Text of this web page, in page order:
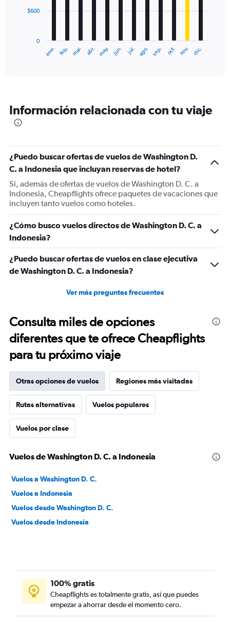
The
categories.
The
Y
axis
displaying
values.
Range:
0
1800.
ene. feb. mar. abr. may. jun. jul. ago. sep. oct. nov. dic.
0
$600
Información relacionada con tu viaje
¿Puedo buscar ofertas de vuelos de Washington D.
C. a Indonesia que incluyan reservas de hotel?
Sí, además de ofertas de vuelos de Washington D. C. a
Indonesia, Cheapflights ofrece paquetes de vacaciones que
incluyen tanto vuelos como hoteles.
¿Cómo busco vuelos directos de Washington D. C. a
Indonesia?
¿Puedo buscar ofertas de vuelos en clase ejecutiva
de Washington D. C. a Indonesia?
Ver más preguntas frecuentes
Consulta miles de opciones
diferentes que te ofrece Cheapflights
para tu próximo viaje
Otras opciones de vuelos Regiones más visitadas
Rutas alternativas Vuelos populares
Vuelos por clase
Vuelos de Washington D. C. a Indonesia
Vuelos a Washington D. C.
Vuelos a Indonesia
Vuelos desde Washington D. C.
Vuelos desde Indonesia
100% gratis
Cheapflights es totalmente gratis, así que puedes
empezar a ahorrar desde el momento cero.